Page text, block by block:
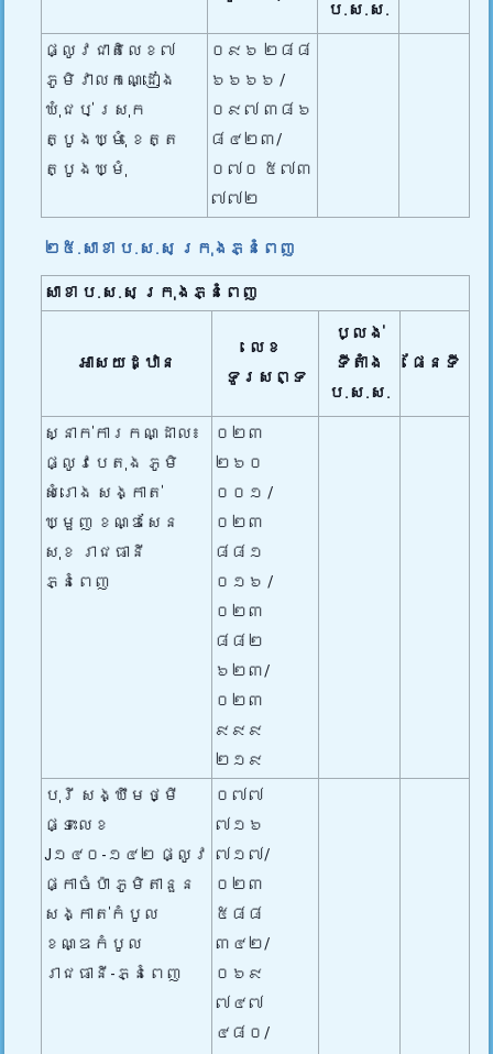
ប.ស.ស.
ផ្លូវជាតិលេខ៧
ភូមិវាលកណ្ដៀង
ឃុំជប់ ស្រុក
ត្បូងឃ្មុំ ខេត្ត
ត្បូងឃ្មុំ
០៩៦ ២៨៨
៦៦៦៦ /
០៩៧ ៣៨៦
៨៤២៣/
០៧០ ៥៧៣
៧៧២
២៥.សាខា ប.ស.ស ក្រុងភ្នំពេញ
សាខា ប.ស.ស ក្រុងភ្នំពេញ
អាសយដ្ឋាន
លេខ
ទូរសព្ទ
ប្លង់
ទីតាំង
ប.ស.ស.
ផែនទី
ស្នាក់ការកណ្ដាល៖
ផ្លូវបេតុង ភូមិ
សំរោង សង្កាត់
ឃ្មួញ ខណ្ឌសែន
សុខ រាជធានី
ភ្នំពេញ
០២៣​
២៦០
០០១ /
០២៣ ​
៨៨១
០១៦ /
០២៣
៨៨២
៦២៣/
០២៣
៩៩៩
២១៩
បុរី សង្ឃឹមថ្មី
ផ្ទះលេខ
J១៤០-១៤២ ផ្លូវ
ផ្កាចំប៉ា ភូមិតានួន
សង្កាត់កំបូល
ខណ្ឌកំបូល
រាជធានី-ភ្នំពេញ
០៧៧
៧១៦
៧១៧/
០២៣
៥៨៨
៣៤២/
០៦៩
៧៤៧
៤៨០/